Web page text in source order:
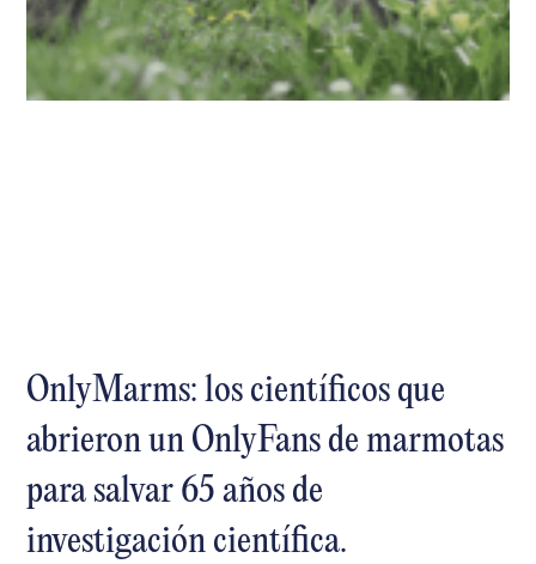
OnlyMarms: los científicos que
abrieron un OnlyFans de marmotas
para salvar 65 años de
investigación científica.